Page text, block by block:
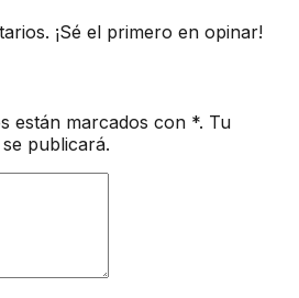
¡Sé el primero en opinar!
están marcados con *. Tu
publicará.